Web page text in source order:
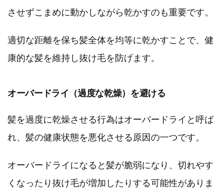
させずこまめに動かしながら乾かすのも重要です。
適切な距離を保ち髪全体を均等に乾かすことで、健
康的な髪を維持し抜け毛を防げます。
オーバードライ（過度な乾燥）を避ける
髪を過度に乾燥させる行為はオーバードライと呼ば
れ、髪の健康状態を悪化させる原因の一つです。
オーバードライになると髪が脆弱になり、切れやす
くなったり抜け毛が増加したりする可能性がありま